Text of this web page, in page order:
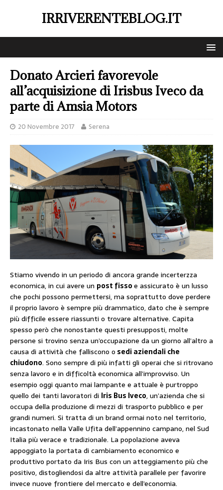
IRRIVERENTEBLOG.IT
Donato Arcieri favorevole
all’acquisizione di Irisbus Iveco da
parte di Amsia Motors
20 Novembre 2017 Serena
Stiamo vivendo in un periodo di ancora grande incerterzza
economica, in cui avere un post fissoe assicurato è un lusso
che pochi possono permettersi, ma soprattutto dove perdere
il proprio lavoro è sempre più drammatico, dato che è sempre
più difficile essere riassunti o trovare alternative. Capita
spesso però che nonostante questi presupposti, molte
persone si trovino senza un’occupazione da un giorno all’altro a
causa di attività che falliscono o sedi aziendali che
chiudono. Sono sempre di più infatti gli operai che si ritrovano
senza lavoro e in difficoltà economica all’improvviso. Un
esempio oggi quanto mai lampante e attuale è purtroppo
quello dei tanti lavoratori di Iris Bus Iveco, un’azienda che si
occupa della produzione di mezzi di trasporto pubblico e per
grandi numeri. Si tratta di un brand ormai noto nel territorio,
incastonato nella Valle Ufita dell’appennino campano, nel Sud
Italia più verace e tradizionale. La popolazione aveva
appoggiato la portata di cambiamento economico e
produttivo portato da Iris Bus con un atteggiamento più che
positivo, distogliendosi da altre attività parallele per favorire
invece nuove frontiere del mercato e dell’economia.